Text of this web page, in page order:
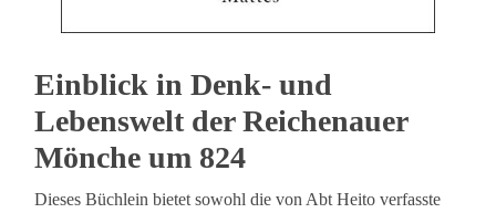
Einblick in Denk- und
Lebenswelt der Reichenauer
Mönche um 824
Dieses Büchlein bietet sowohl die von Abt Heito verfasste